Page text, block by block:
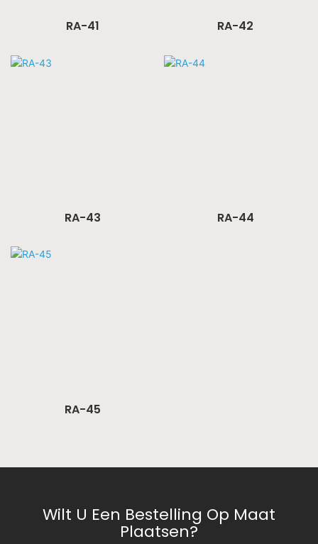
RA-41 RA-42
RA-43 RA-44
RA-45
Wilt U Een Bestelling Op Maat
Plaatsen?